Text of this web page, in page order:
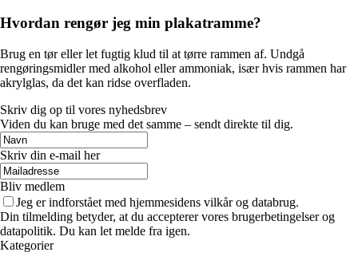
Hvordan rengør jeg min plakatramme?
Brug en tør eller let fugtig klud til at tørre rammen af. Undgå
rengøringsmidler med alkohol eller ammoniak, især hvis rammen har
akrylglas, da det kan ridse overfladen.
Skriv dig op til vores nyhedsbrev
Viden du kan bruge med det samme – sendt direkte til dig.
Skriv din e-mail her
Bliv medlem
Jeg er indforstået med hjemmesidens vilkår og databrug.
Din tilmelding betyder, at du accepterer vores brugerbetingelser og
datapolitik. Du kan let melde fra igen.
Kategorier